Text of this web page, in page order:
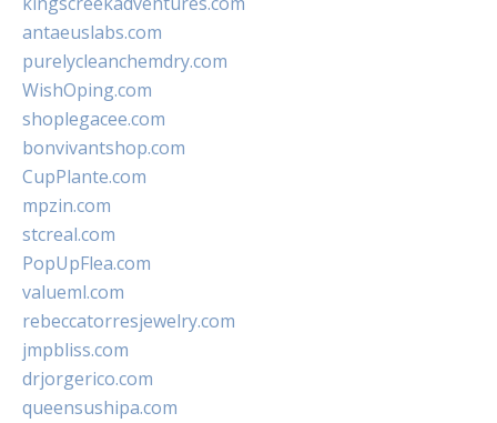
antaeuslabs.com
purelycleanchemdry.com
WishOping.com
shoplegacee.com
bonvivantshop.com
CupPlante.com
mpzin.com
stcreal.com
PopUpFlea.com
valueml.com
rebeccatorresjewelry.com
jmpbliss.com
drjorgerico.com
queensushipa.com